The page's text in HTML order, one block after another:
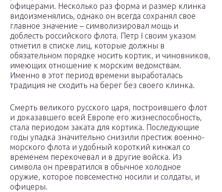
офицерами. Несколько раз форма и размер клинка
видоизменялись, однако он всегда сохранял свое
главное значение – символизировал мощь и
доблесть российского флота. Петр I своим указом
отметил в списке лиц, которые должны в
обязательном порядке носить кортик, и чиновников,
имеющих отношение к морским ведомствам.
Именно в этот период времени выработалась
традиция не сходить на берег без своего клинка.
Смерть великого русского царя, построившего флот
и доказавшего всей Европе его жизнеспособность,
стала периодом заката для кортика. Последующие
годы упадка значительно снизили престиж военно-
морского флота и удобный короткий кинжал со
временем перекочевал и в другие войска. Из
символа он превратился в обычное холодное
оружие, которое повсеместно носили и солдаты, и
офицеры.